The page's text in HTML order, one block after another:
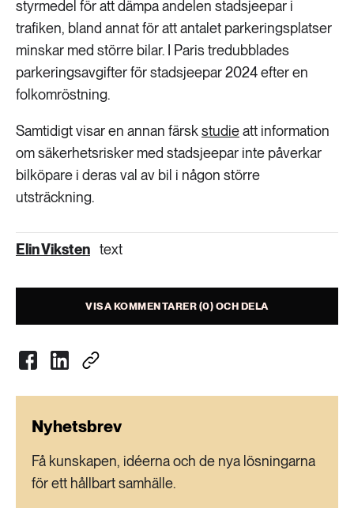
styrmedel för att dämpa andelen stadsjeepar i
trafiken, bland annat för att antalet parkeringsplatser
minskar med större bilar. I Paris tredubblades
parkeringsavgifter för stadsjeepar 2024 efter en
folkomröstning.
Samtidigt visar en annan färskstudieatt information
om säkerhetsrisker med stadsjeepar inte påverkar
bilköpare i deras val av bil i någon större
utsträckning.
Elin Viksten text
VISA KOMMENTARER (0) OCH DELA
Nyhetsbrev
Få kunskapen, idéerna och de nya lösningarna
för ett hållbart samhälle.